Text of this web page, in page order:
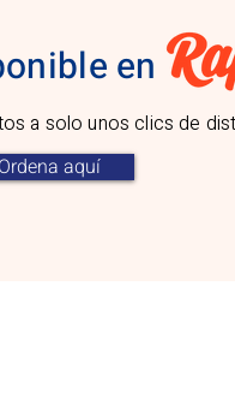
en
a solo unos clics de
Ordena aquí